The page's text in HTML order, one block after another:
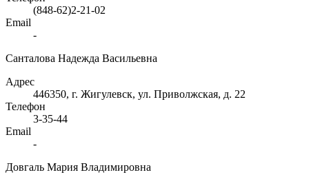
(848-62)2-21-02
Email
-
Санталова Надежда Васильевна
Адрес
446350, г. Жигулевск, ул. Приволжская, д. 22
Телефон
3-35-44
Email
-
Довгаль Мария Владимировна